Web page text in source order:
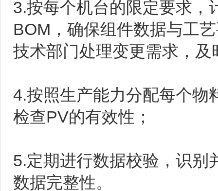
3.按每个机台的限定要求，
BOM，确保组件数据与工
技术部门处理变更需求，
4.按照生产能力分配每个物
检查PV的有效性；
5.定期进行数据校验，识别
数据完整性。